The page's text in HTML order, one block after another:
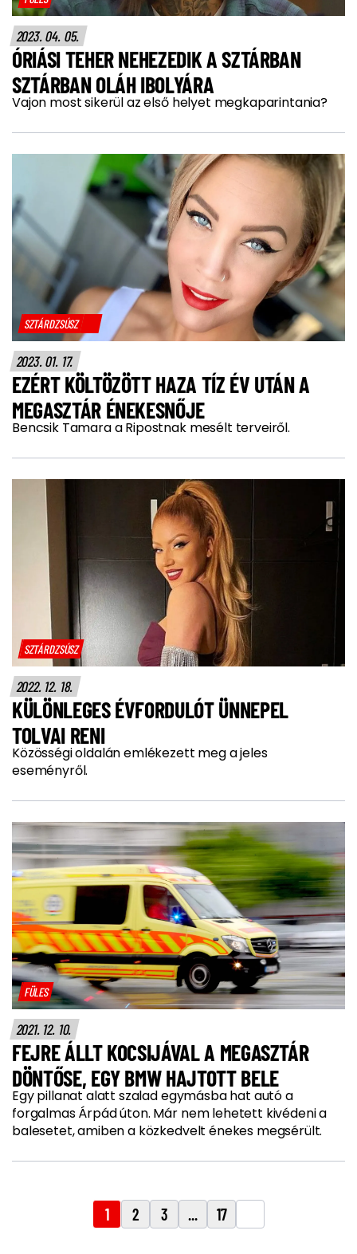
2023. 04. 05.
ÓRIÁSI TEHER NEHEZEDIK A SZTÁRBAN
SZTÁRBAN OLÁH IBOLYÁRA
Vajon most sikerül az első helyet megkaparintania?
SZTÁRDZSÚSZ
2023. 01. 17.
EZÉRT KÖLTÖZÖTT HAZA TÍZ ÉV UTÁN A
MEGASZTÁR ÉNEKESNŐJE
Bencsik Tamara a Ripostnak mesélt terveiről.
SZTÁRDZSÚSZ
2022. 12. 18.
KÜLÖNLEGES ÉVFORDULÓT ÜNNEPEL
TOLVAI RENI
Közösségi oldalán emlékezett meg a jeles
eseményről.
FÜLES
2021. 12. 10.
FEJRE ÁLLT KOCSIJÁVAL A MEGASZTÁR
DÖNTŐSE, EGY BMW HAJTOTT BELE
Egy pillanat alatt szalad egymásba hat autó a
forgalmas Árpád úton. Már nem lehetett kivédeni a
balesetet, amiben a közkedvelt énekes megsérült.
1 2 3 ... 17